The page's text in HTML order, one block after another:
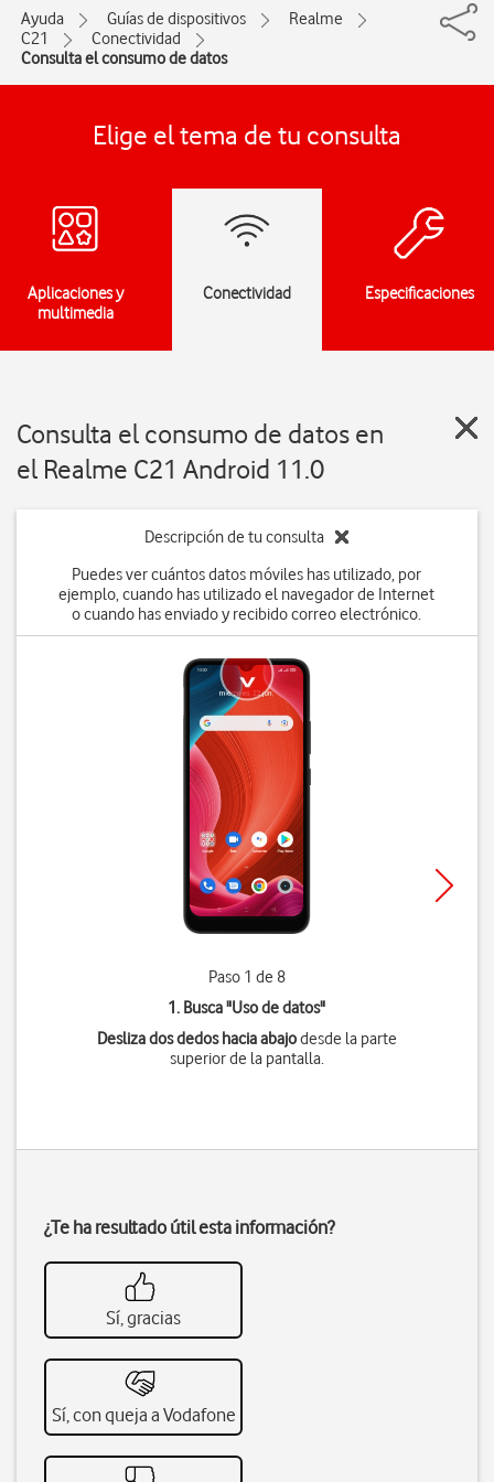
Ayuda Guías de dispositivos
Realme
C21
Conectividad
Consulta el consumo de datos
Elige el tema de tu consulta
Aplicaciones y
multimedia
Conectividad Especificaciones
Consulta el consumo de datos en
el Realme C21 Android 11.0
Descripción de tu consulta
Puedes ver cuántos datos móviles has utilizado, por
ejemplo, cuando has utilizado el navegador de Internet
o cuando has enviado y recibido correo electrónico.
Paso 1 de 8
1. Busca "Uso de datos"
Desliza dos dedos hacia abajodesde la parte
superior de la pantalla.
¿Te ha resultado útil esta información?
Sí, gracias
Sí, con queja a Vodafone